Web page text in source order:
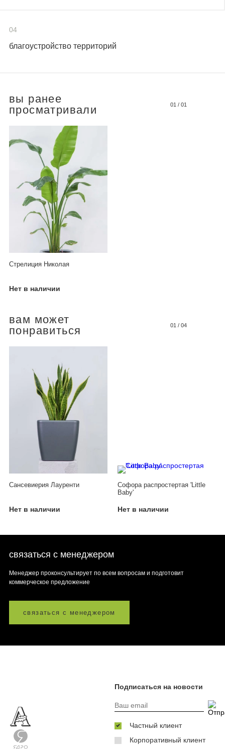
04
благоустройство территорий
вы ранее
просматривали
01 / 01
Стрелиция Николая
Нет в наличии
вам может
понравиться
01 / 04
Сансевиерия Лауренти
Нет в наличии
Софора распростертая 'Little
Baby'
Нет в наличии
связаться с менеджером
Менеджер проконсультирует по всем вопросам и подготовит
коммерческое предложение
связаться с менеджером
Подписаться на новости
Частный клиент
Корпоративный клиент